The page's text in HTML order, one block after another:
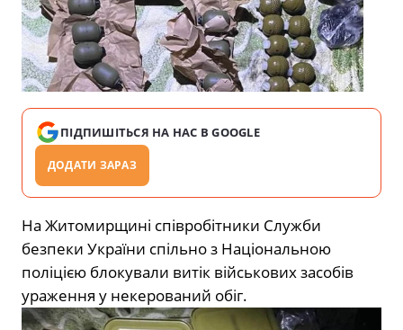
ПІДПИШІТЬСЯ НА НАС В GOOGLE
ДОДАТИ ЗАРАЗ
На Житомирщині співробітники Служби
безпеки України спільно з Національною
поліцією блокували витік військових засобів
ураження у некерований обіг.